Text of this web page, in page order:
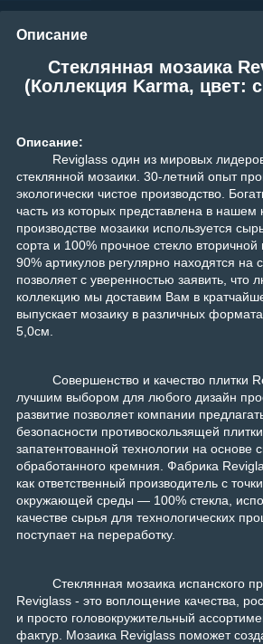
Описание
Стеклянная мозаика
(Коллекция Karma, цвет:
Описание:
Reviglass один из мировых
стеклянной мозаики. 30-летний опыт
экологически чистое производство.
часть из которых представлена в нашем
производстве мозаики используется
сорта и 100% прочное стекло
90% артикулов регулярно находятся на
позволяет с уверенностью заявить,
коллекцию мы доставим Вам в
выпускает мозаику в различных
5,0см.
Совершенство и качество плитки
лучшим выбором для любого дизайн
развитие позволяет компании
безопасности противоскользящей
запатентованной технологии на основе
обработанного кремния. Фабрика
как ответственный производитель с
окружающей среды — 100% стекла,
качестве сырья для технологических
поступает на переработку.
Стеклянная мозаика испанского
Reviglass - это воплощение качества,
и просто головокружительный
фактур. Мозаика Reviglass поможет